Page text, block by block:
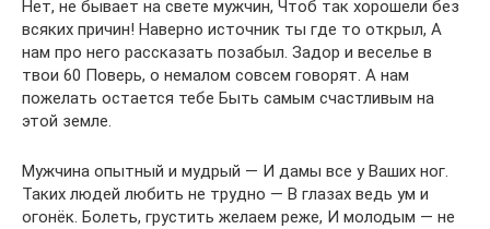
Нет, не бывает на свете мужчин, Чтоб так хорошели без
всяких причин! Наверно источник ты где то открыл, А
нам про него рассказать позабыл. Задор и веселье в
твои 60 Поверь, о немалом совсем говорят. А нам
пожелать остается тебе Быть самым счастливым на
этой земле.
Мужчина опытный и мудрый — И дамы все у Ваших ног.
Таких людей любить не трудно — В глазах ведь ум и
огонёк. Болеть, грустить желаем реже, И молодым — не